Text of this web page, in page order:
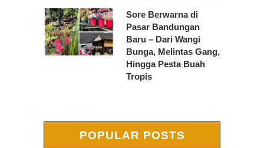
Sore Berwarna di
Pasar Bandungan
Baru – Dari Wangi
Bunga, Melintas Gang,
Hingga Pesta Buah
Tropis
POPULAR POSTS